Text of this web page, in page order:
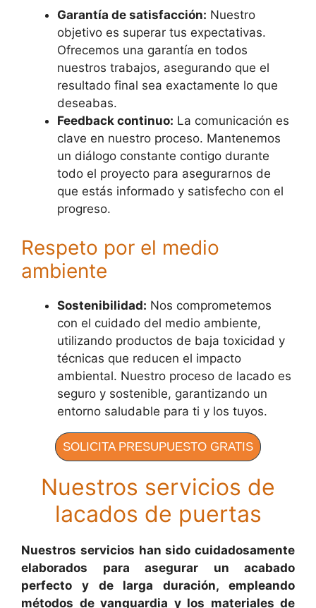
Garantía de satisfacción: Nuestro
objetivo es superar tus expectativas.
Ofrecemos una garantía en todos
nuestros trabajos, asegurando que el
resultado final sea exactamente lo que
deseabas.
Feedback continuo: La comunicación es
clave en nuestro proceso. Mantenemos
un diálogo constante contigo durante
todo el proyecto para asegurarnos de
que estás informado y satisfecho con el
progreso.
Respeto por el medio
ambiente
Sostenibilidad: Nos comprometemos
con el cuidado del medio ambiente,
utilizando productos de baja toxicidad y
técnicas que reducen el impacto
ambiental. Nuestro proceso de lacado es
seguro y sostenible, garantizando un
entorno saludable para ti y los tuyos.
SOLICITA PRESUPUESTO GRATIS
Nuestros servicios de
lacados de puertas
Nuestros servicios han sido cuidadosamente
elaborados para asegurar un acabado
perfecto y de larga duración, empleando
métodos de vanguardia y los materiales de